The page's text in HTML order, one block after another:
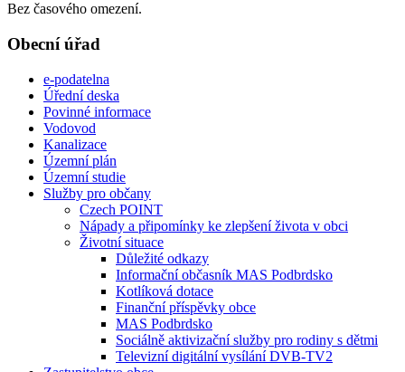
Bez časového omezení.
Obecní úřad
e-podatelna
Úřední deska
Povinné informace
Vodovod
Kanalizace
Územní plán
Územní studie
Služby pro občany
Czech POINT
Nápady a připomínky ke zlepšení života v obci
Životní situace
Důležité odkazy
Informační občasník MAS Podbrdsko
Kotlíková dotace
Finanční příspěvky obce
MAS Podbrdsko
Sociálně aktivizační služby pro rodiny s dětmi
Televizní digitální vysílání DVB-TV2